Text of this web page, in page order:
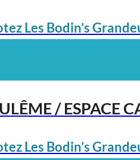
Les Bodin’s
/ ESPACE
Les Bodin’s